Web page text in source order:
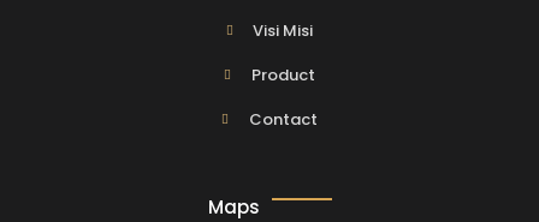
Visi Misi
Product
Contact
Maps